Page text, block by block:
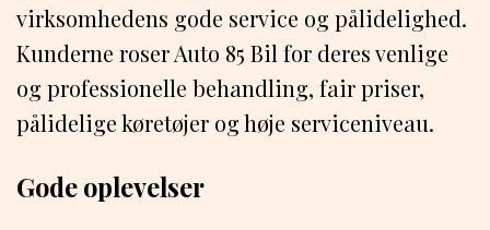
virksomhedens gode service og pålidelighed.
Kunderne roser Auto 85 Bil for deres venlige
og professionelle behandling, fair priser,
pålidelige køretøjer og høje serviceniveau.
Gode oplevelser